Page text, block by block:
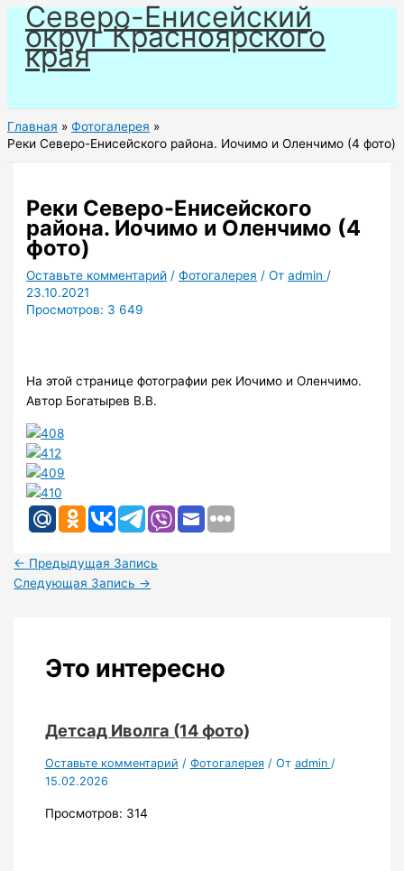
Перейти
содержимому
Северо-Енисейский
округ Красноярского
края
Главная
Фотогалерея
Реки Северо-Енисейского района. Иочимо и Оленчимо (4 фото)
Реки Северо-Енисейского
района. Иочимо и Оленчимо (4
фото)
Оставьте комментарий /Фотогалерея / Отadmin /
23.10.2021
Просмотров: 3 649
На этой странице фотографии рек Иочимо и Оленчимо.
Автор Богатырев В.В.
← Предыдущая Запись
Следующая Запись →
Это интересно
Детсад Иволга (14 фото)
Оставьте комментарий / Фотогалерея/ От admin /
15.02.2026
Просмотров: 314